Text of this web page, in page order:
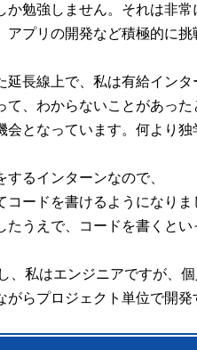
勉強しません。それは非
プリの開発など積極的に
長線上で、私は有給イン
、わからないことがあっ
となっています。何より
るインターンなので、
ードを書けるようになりま
うえで、コードを書くと
、私はエンジニアですが、
らプロジェクト単位で開発